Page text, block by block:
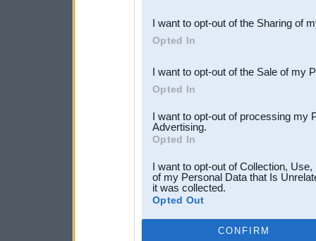
Downstream Participants
third parties.
I want to opt-out of the Sharing of
Opted In
I want to opt-out of the Sale of my
Opted In
I want to opt-out of processing my
Advertising.
Opted In
I want to opt-out of Collection,
of my Personal Data that Is
it was collected.
Opted Out
CONFIRM